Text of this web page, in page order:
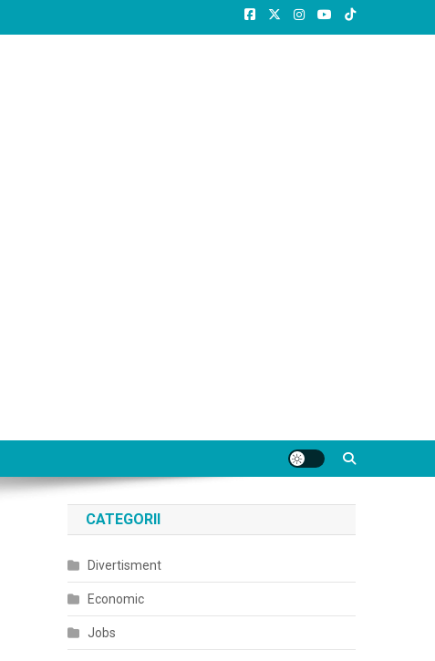
CATEGORII
Divertisment
Economic
Jobs